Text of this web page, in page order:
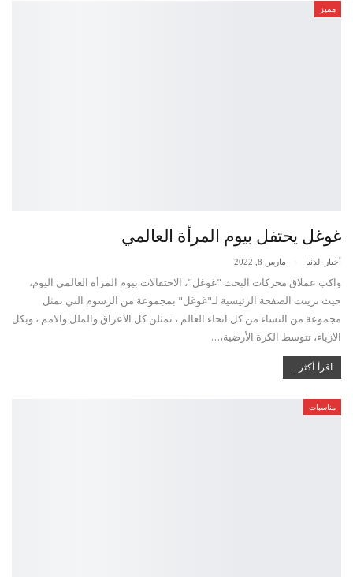
مميز
غوغل يحتفل بيوم المرأة العالمي
أخبار الدنيا مارس 8, 2022
واكب عملاق محركات البحث "غوغل"، الاحتفالات بيوم المرأة العالمي اليوم،
حيث تزينت الصفحة الرئيسية لـ"غوغل" بمجموعة من الرسوم التي تمثل
مجموعة من النساء من كل انحاء العالم ، تمثلن كل الاعراق والملل والامم ، وبكل
الازياء، تتوسط الكرة الأرضية،…
اقرأ أكثر...
مناسبات